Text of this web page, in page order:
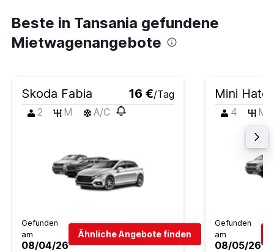
Beste in Tansania gefundene
Mietwagenangebote
Skoda Fabia 16 €/Tag
2
M A/C
Gefunden
am
08/04/26
Ähnliche Angebote finden
Mini
4 M
Gefunden
am
08/05/26